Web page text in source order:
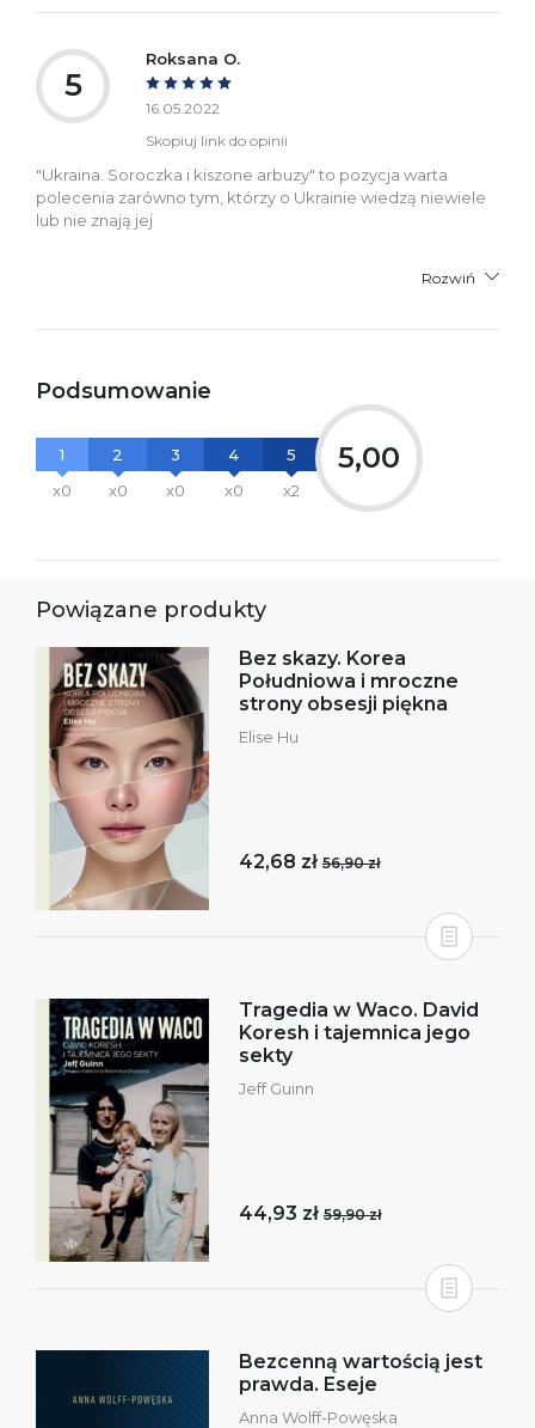
5
Roksana O.
16.05.2022
Skopiuj link do opinii
"Ukraina. Soroczka i kiszone arbuzy" to pozycja warta
polecenia zarówno tym, którzy o Ukrainie wiedzą niewiele
lub nie znają jej
Rozwiń
Podsumowanie
1
x0
2
x0
3
x0
4
x0
5
x2
5,00
Powiązane produkty
Bez skazy. Korea
Południowa i mroczne
strony obsesji piękna
Elise Hu
42,68 zł 56,90 zł
Tragedia w Waco. David
Koresh i tajemnica jego
sekty
Jeff Guinn
44,93 zł 59,90 zł
Bezcenną wartością jest
prawda. Eseje
Anna Wolff-Powęska